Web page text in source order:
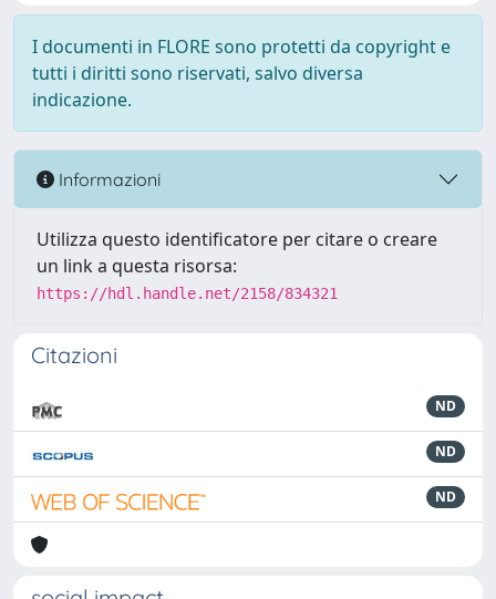
I documenti in FLORE sono protetti da copyright e
tutti i diritti sono riservati, salvo diversa
indicazione.
Informazioni
Utilizza questo identificatore per citare o creare
un link a questa risorsa:
https://hdl.handle.net/2158/834321
Citazioni
ND
ND
ND